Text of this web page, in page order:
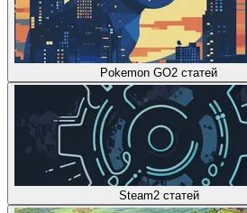
Pokemon GO2 статей
Steam2 статей